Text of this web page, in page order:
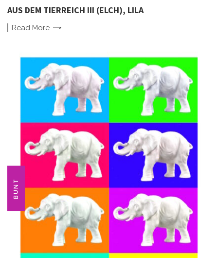
AUS DEM TIERREICH III (ELCH), LILA
Read More
BUNT